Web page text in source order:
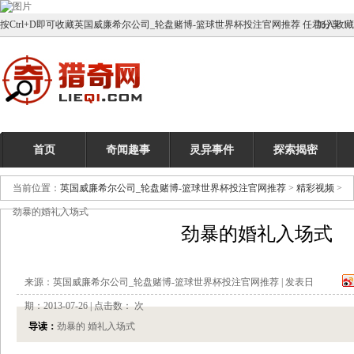
按Ctrl+D即可收藏英国威廉希尔公司_轮盘赌博-篮球世界杯投注官网推荐 任君分享！
加入收藏
首页 奇闻趣事 灵异事件 探索揭密
当前位置： 英国威廉希尔公司_轮盘赌博-篮球世界杯投注官网推荐 > 精彩视频 >
劲暴的婚礼入场式
劲暴的婚礼入场式
来源：英国威廉希尔公司_轮盘赌博-篮球世界杯投注官网推荐 | 发表日
期：2013-07-26 | 点击数：次
导读： 劲暴的 婚礼入场式